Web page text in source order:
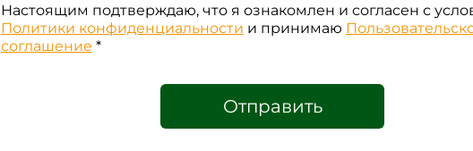
Настоящим подтверждаю, что я ознакомлен и согласен с
Политики конфиденциальности и принимаю
соглашение *
Отправить